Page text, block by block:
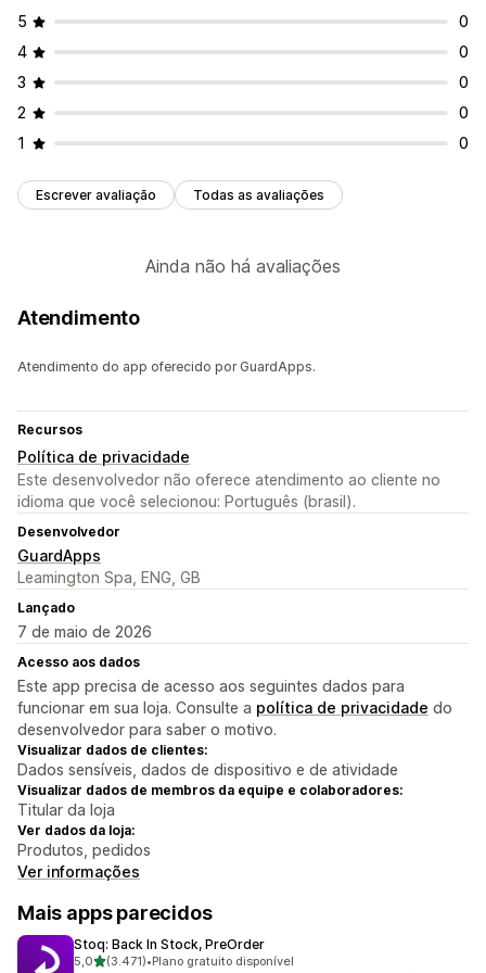
5
0
4
0
3
0
2
0
1
0
Escrever avaliação Todas as avaliações
Ainda não há avaliações
Atendimento
Atendimento do app oferecido por GuardApps.
Recursos
Política de privacidade
Este desenvolvedor não oferece atendimento ao cliente no
idioma que você selecionou: Português (brasil).
Desenvolvedor
GuardApps
Leamington Spa, ENG, GB
Lançado
7 de maio de 2026
Acesso aos dados
Este app precisa de acesso aos seguintes dados para
funcionar em sua loja. Consulte a política de privacidade do
desenvolvedor para saber o motivo.
Visualizar dados de clientes:
Dados sensíveis, dados de dispositivo e de atividade
Visualizar dados de membros da equipe e colaboradores:
Titular da loja
Ver dados da loja:
Produtos, pedidos
Ver informações
Mais apps parecidos
Stoq: Back In Stock, PreOrder
5,0de 5 estrelas
(3.471)
3471 avaliações ao todo
•Plano gratuito disponível